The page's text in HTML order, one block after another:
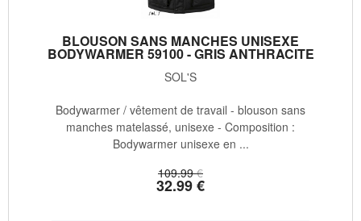
BLOUSON SANS MANCHES UNISEXE
BODYWARMER 59100 - GRIS ANTHRACITE
SOL'S
109.99 €
32.99€
Bodywarmer / vêtement de travail - blouson sans
manches matelassé, unisexe - Composition :
Bodywarmer unisexe en ...